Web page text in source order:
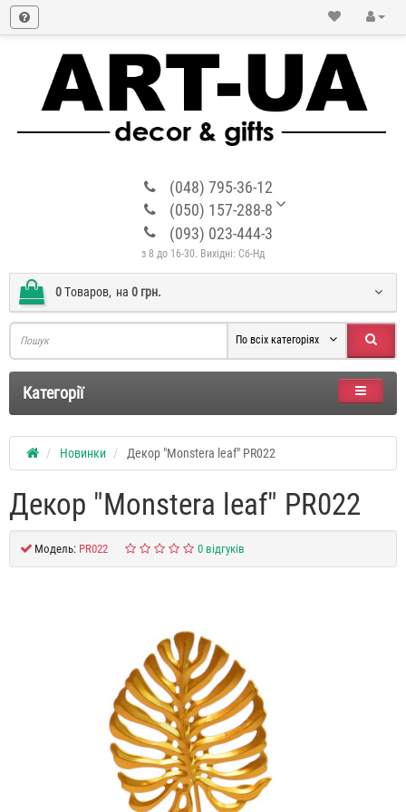
(048) 795-36-12
(050) 157-288-8
(093) 023-444-3
з 8 до 16-30. Вихідні: Сб-Нд
0Tоваров, на 0 грн.
По всіх категоріях
Категорії
Новинки Декор "Monstera leaf" PR022
Декор "Monstera leaf" PR022
Модель: PR022 0 відгуків